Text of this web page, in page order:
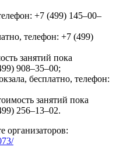
+7 (499) 145–00–
телефон: +7 (499)
занятий пока
908–35–00;
бесплатно, телефон:
занятий пока
256–13–02.
организаторов: